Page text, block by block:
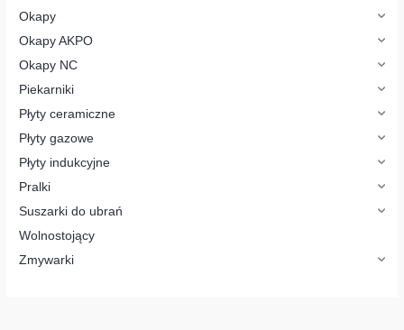
Okapy
Okapy AKPO
Okapy NC
Piekarniki
Płyty ceramiczne
Płyty gazowe
Płyty indukcyjne
Pralki
Suszarki do ubrań
Wolnostojący
Zmywarki